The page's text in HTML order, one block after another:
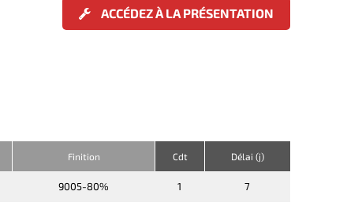
ACCÉDEZ À LA PRÉSENTATION
Finition Cdt Délai (j)
9005-80% 1 7